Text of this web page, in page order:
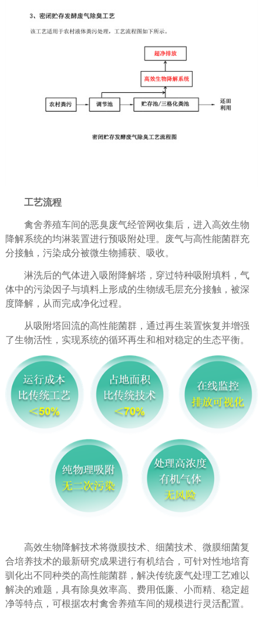
工艺流程
禽舍养殖车间的恶臭废气经管网收集后，进入高效生物
降解系统的均淋装置进行预吸附处理。废气与高性能菌群充
分接触，污染成分被微生物捕获、吸收。
淋洗后的气体进入吸附降解塔，穿过特种吸附填料，气
体中的污染因子与填料上形成的生物绒毛层充分接触，被深
度降解，从而完成净化过程。
从吸附塔回流的高性能菌群，通过再生装置恢复并增强
了生物活性，实现系统的循环再生和相对稳定的生态平衡。
高效生物降解技术将微膜技术、细菌技术、微膜细菌复
合培养技术的最新研究成果进行有机结合，可针对性地培育
驯化出不同种类的高性能菌群，解决传统废气处理工艺难以
解决的难题，具有除臭效率高、费用低廉、小而精、稳定超
净等特点，可根据农村禽舍养殖车间的规模进行灵活配置。